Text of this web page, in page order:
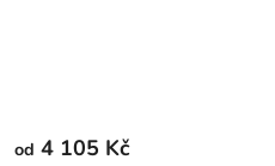
od 4 105 Kč